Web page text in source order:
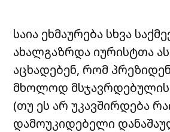
საია ეხმაურება სხვა
ახალგაზრდა იურისტთა
აცხადებენ, რომ
მხოლოდ მსჯავრდებულის
(თუ ეს არ უკავშირდება
დამოუკიდებელი